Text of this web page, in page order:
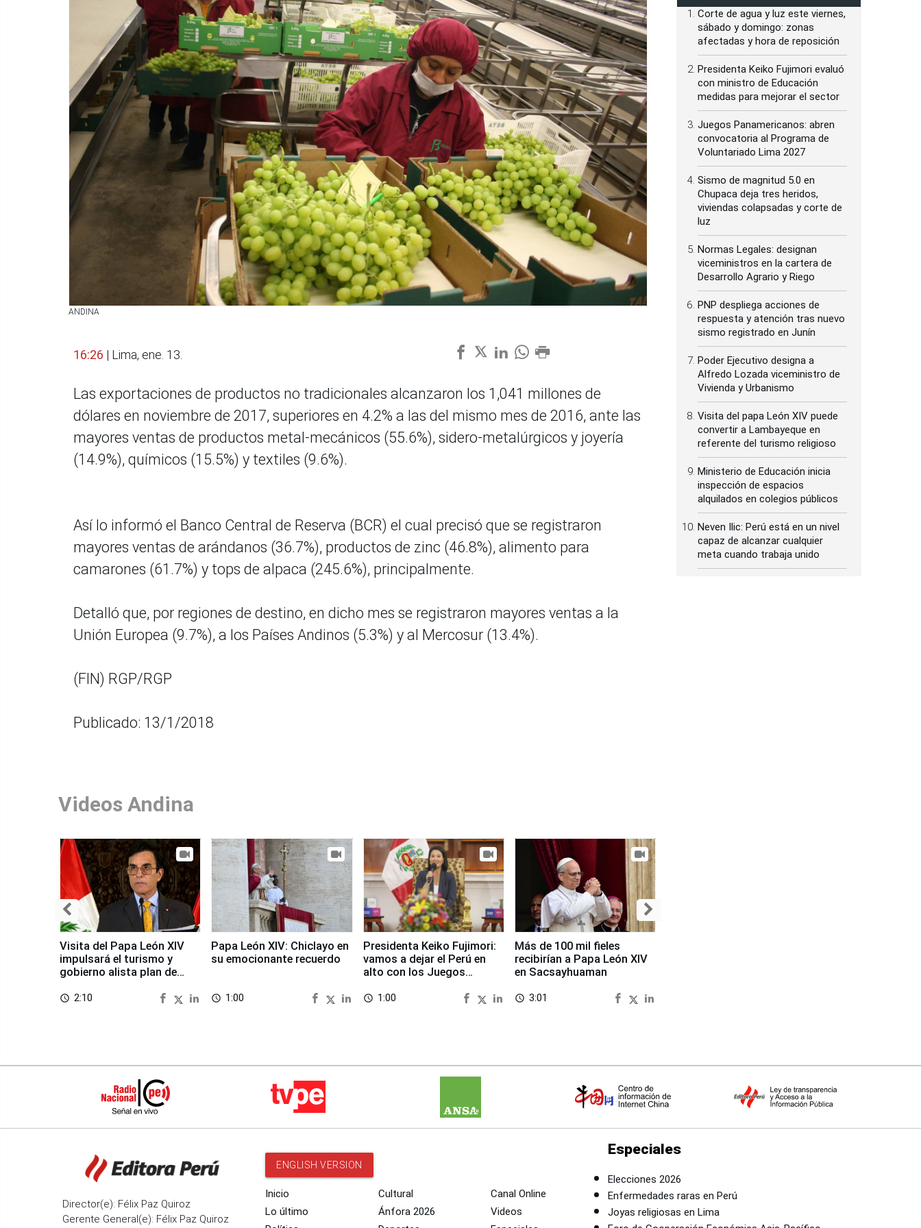
ANDINA
16:26 | Lima, ene. 13.
Las exportaciones de productos no tradicionales alcanzaron los 1,041 millones de
dólares en noviembre de 2017, superiores en 4.2% a las del mismo mes de 2016, ante las
mayores ventas de productos metal-mecánicos (55.6%), sidero-metalúrgicos y joyería
(14.9%), químicos (15.5%) y textiles (9.6%).
Así lo informó el Banco Central de Reserva (BCR) el cual precisó que se registraron
mayores ventas de arándanos (36.7%), productos de zinc (46.8%), alimento para
camarones (61.7%) y tops de alpaca (245.6%), principalmente.
Detalló que, por regiones de destino, en dicho mes se registraron mayores ventas a la
Unión Europea (9.7%), a los Países Andinos (5.3%) y al Mercosur (13.4%).
(FIN) RGP/RGP
Publicado: 13/1/2018
Videos Andina
Visita del Papa León XIV
impulsará el turismo y
gobierno alista plan de
access_time 2:10
Papa León XIV: Chiclayo en
su emocionante recuerdo
access_time 1:00
Presidenta Keiko Fujimori:
vamos a dejar el Perú en
alto con los Juegos
access_time 1:00
Más de 100 mil fieles
recibirían a Papa León XIV
en Sacsayhuaman
access_time 3:01
Corte de agua y luz este viernes,
sábado y domingo: zonas
afectadas y hora de reposición
Presidenta Keiko Fujimori evaluó
con ministro de Educación
medidas para mejorar el sector
Juegos Panamericanos: abren
convocatoria al Programa de
Voluntariado Lima 2027
Sismo de magnitud 5.0 en
Chupaca deja tres heridos,
viviendas colapsadas y corte de
luz
Normas Legales: designan
viceministros en la cartera de
Desarrollo Agrario y Riego
PNP despliega acciones de
respuesta y atención tras nuevo
sismo registrado en Junín
Poder Ejecutivo designa a
Alfredo Lozada viceministro de
Vivienda y Urbanismo
Visita del papa León XIV puede
convertir a Lambayeque en
referente del turismo religioso
Ministerio de Educación inicia
inspección de espacios
alquilados en colegios públicos
Neven Ilic: Perú está en un nivel
capaz de alcanzar cualquier
meta cuando trabaja unido
Director(e): Félix Paz Quiroz
Gerente General(e): Félix Paz Quiroz
ENGLISH VERSION
Inicio
Lo último
Cultural
Ánfora 2026
Canal Online
Videos
Especiales
Elecciones 2026
Enfermedades raras en Perú
Joyas religiosas en Lima